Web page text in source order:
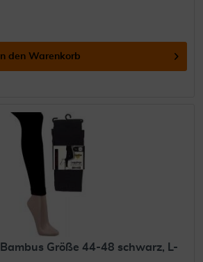
In den Warenkorb
Größe 44-48 schwarz, L-